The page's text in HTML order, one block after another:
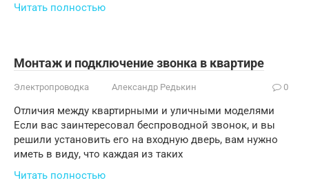
Читать полностью
Монтаж и подключение звонка в квартире
Электропроводка Александр Редькин 0
Отличия между квартирными и уличными моделями
Если вас заинтересовал беспроводной звонок, и вы
решили установить его на входную дверь, вам нужно
иметь в виду, что каждая из таких
Читать полностью